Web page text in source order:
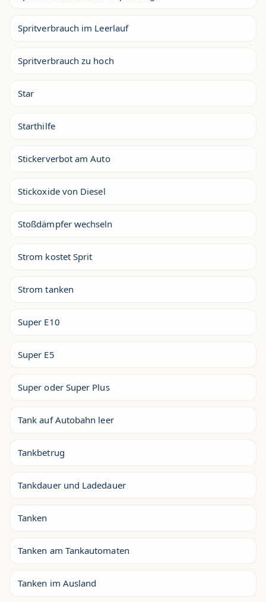
Spritverbrauch im Leerlauf
Spritverbrauch zu hoch
Star
Starthilfe
Stickerverbot am Auto
Stickoxide von Diesel
Stoßdämpfer wechseln
Strom kostet Sprit
Strom tanken
Super E10
Super E5
Super oder Super Plus
Tank auf Autobahn leer
Tankbetrug
Tankdauer und Ladedauer
Tanken
Tanken am Tankautomaten
Tanken im Ausland